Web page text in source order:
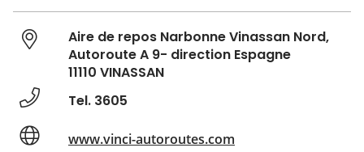
Aire de repos Narbonne Vinassan Nord,
Autoroute A 9- direction Espagne
11110 VINASSAN
Tel. 3605
www.vinci-autoroutes.com